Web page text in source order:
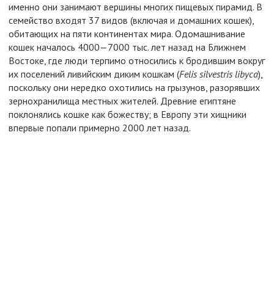
именно они занимают вершины многих пищевых пирамид. В
семейство входят 37 видов (включая и домашних кошек),
обитающих на пяти континентах мира. Одомашнивание
кошек началось 4000—7000 тыс. лет назад на Ближнем
Востоке, где люди терпимо относились к бродившим вокруг
их поселений ливийским диким кошкам (Felis silvestris libyca),
поскольку они нередко охотились на грызунов, разорявших
зернохранилища местных жителей. Древние египтяне
поклонялись кошке как божеству; в Европу эти хищники
впервые попали примерно 2000 лет назад.